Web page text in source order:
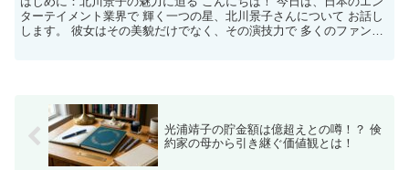
ターテイメント業界で 輝く一つの星、北川景子さんについて お話し
します。 彼女はその美貌だけでなく、その演技力で 多くのファンを
光浦靖子の貯金額は億超えとの噂！？ 倹
約家の母から引き継ぐ価値観とは！